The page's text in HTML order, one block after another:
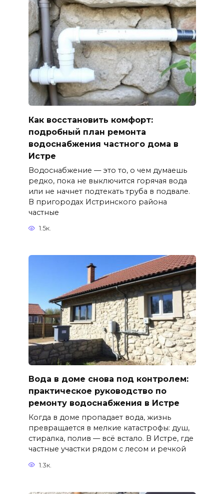
Как восстановить комфорт:
подробный план ремонта
водоснабжения частного дома в
Истре
Водоснабжение — это то, о чем думаешь
редко, пока не выключится горячая вода
или не начнет подтекать труба в подвале.
В пригородах Истринского района
частные
1.5к.
Вода в доме снова под контролем:
практическое руководство по
ремонту водоснабжения в Истре
Когда в доме пропадает вода, жизнь
превращается в мелкие катастрофы: душ,
стиралка, полив — всё встало. В Истре, где
частные участки рядом с лесом и речкой
1.3к.